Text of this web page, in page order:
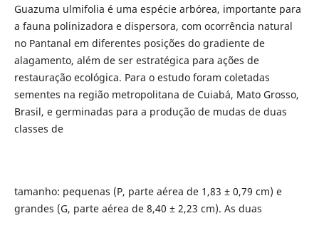
Guazuma ulmifolia é uma espécie arbórea, importante para
a fauna polinizadora e dispersora, com ocorrência natural
no Pantanal em diferentes posições do gradiente de
alagamento, além de ser estratégica para ações de
restauração ecológica. Para o estudo foram coletadas
sementes na região metropolitana de Cuiabá, Mato Grosso,
Brasil, e germinadas para a produção de mudas de duas
classes de
tamanho: pequenas (P, parte aérea de 1,83 ± 0,79 cm) e
grandes (G, parte aérea de 8,40 ± 2,23 cm). As duas